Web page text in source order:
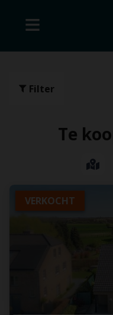
Filter
Te
VERKOCHT